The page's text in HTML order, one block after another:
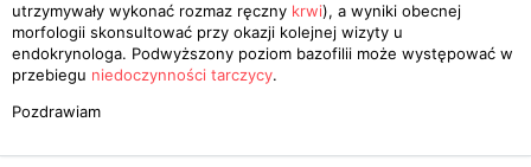
utrzymywały wykonać rozmaz ręczny krwi), a wyniki obecnej
morfologii skonsultować przy okazji kolejnej wizyty u
endokrynologa. Podwyższony poziom bazofilii może występować w
przebiegu niedoczynności tarczycy.
Pozdrawiam